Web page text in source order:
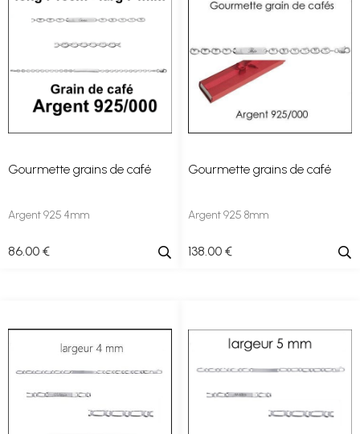
Gourmette grains de café
Argent 925 4mm
86.00 €
Gourmette grains de café
Argent 925 8mm
138.00 €